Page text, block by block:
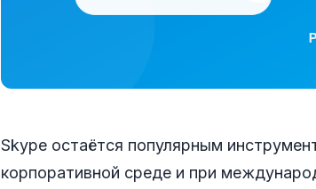
Skype остаётся популярным
корпоративной среде и при